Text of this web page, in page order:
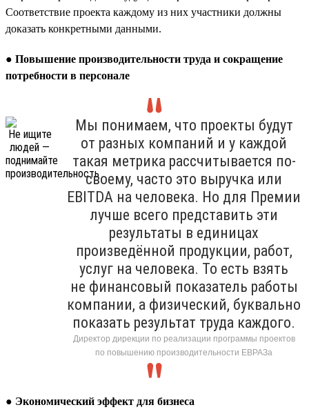
Соответствие проекта каждому из них участники должны
доказать конкретными данными.
● Повышение производительности труда и сокращение
потребности в персонале
Мы понимаем, что проекты будут
от разных компаний и у каждой
такая метрика рассчитывается по-
своему, часто это выручка или
EBITDA на человека. Но для Премии
лучше всего представить эти
результаты в единицах
произведённой продукции, работ,
услуг на человека. То есть взять
не финансовый показатель работы
компании, а физический, буквально
показать результат труда каждого.
Директор дирекции по реализации программы проектов
по повышению производительности ЕВРАЗа
● Экономический эффект для бизнеса